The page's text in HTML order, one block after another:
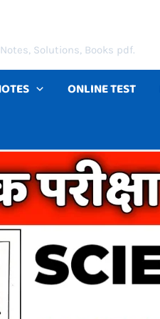
Solutions, Books pdf.
ONLINE TEST